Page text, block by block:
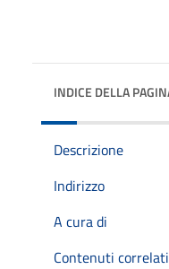
INDICE DELLA
Descrizione
Indirizzo
A cura di
Contenuti correlati